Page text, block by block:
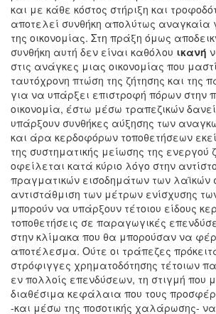
και με κάθε κόστος στήριξη και
αποτελεί συνθήκη απολύτως αναγκαία
της οικονομίας. Στη πράξη όμως
συνθήκη αυτή δεν είναι καθόλου ικανή
στις ανάγκες μιας οικονομίας που
ταυτόχρονη πτώση της ζήτησης και της
για να υπάρξει επιστροφή πόρων στην
οικονομία, έστω μέσω τραπεζικών
υπάρξουν συνθήκες αύξησης των
και άρα κερδοφόρων τοποθετήσεων
της συστηματικής μείωσης της ενεργού
οφείλεται κατά κύριο λόγο στην
πραγματικών εισοδημάτων των
αντιστάθμιση των μέτρων ενίσχυσης
μπορούν να υπάρξουν τέτοιου είδους
τοποθετήσεις σε παραγωγικές
στην κλίμακα που θα μπορούσαν να
αποτέλεσμα. Ούτε οι τράπεζες
στρόφιγγες χρηματοδότησης τέτοιων
εν πολλοίς επενδύσεων, τη στιγμή που
διαθέσιμα κεφάλαια που τους
-και μέσω της ποσοτικής χαλάρωσης-